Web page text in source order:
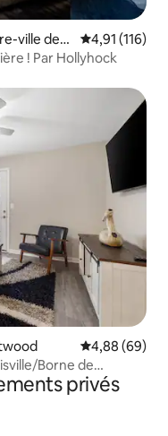
ville des
Évaluation
4,91 (116)
! Par Hollyhock
Évaluation
4,88 (69)
Borne de
privés